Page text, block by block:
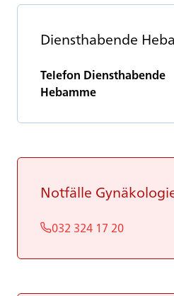
Dienst­ha­ben­de
Telefon Diensthabende
Hebamme
Not­fäl­le
032 324 17 20